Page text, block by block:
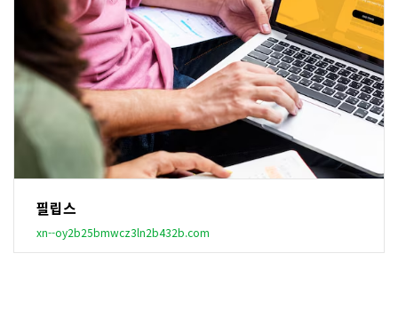
필립스
xn--oy2b25bmwcz3ln2b432b.com